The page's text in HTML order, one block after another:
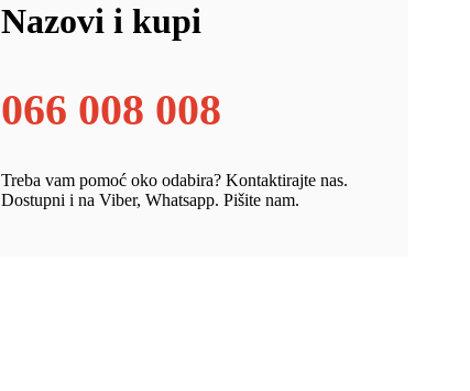
Nazovi i kupi
066 008 008
Treba vam pomoć oko odabira? Kontaktirajte nas.
Dostupni i na Viber, Whatsapp. Pišite nam.